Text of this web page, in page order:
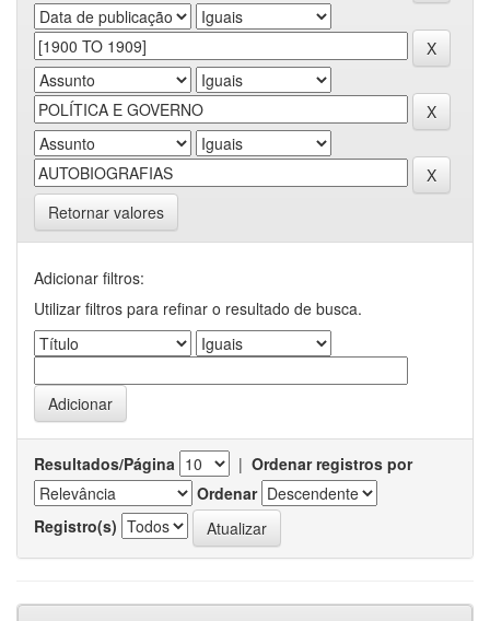
Retornar valores
Adicionar filtros:
Utilizar filtros para refinar o resultado de busca.
Resultados/Página | Ordenar registros por
Ordenar
Registro(s)